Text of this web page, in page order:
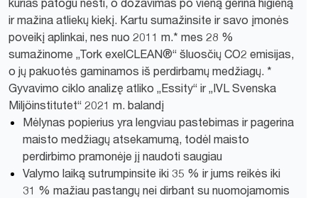
kurias patogu nešti, o dozavimas po vieną gerina higieną
ir mažina atliekų kiekį. Kartu sumažinsite ir savo įmonės
poveikį aplinkai, nes nuo 2011 m.* mes 28 %
sumažinome „Tork exelCLEAN®“ šluosčių CO2 emisijas,
o jų pakuotės gaminamos iš perdirbamų medžiagų. *
Gyvavimo ciklo analizę atliko „Essity“ ir „IVL Svenska
Miljöinstitutet“ 2021 m. balandį
Mėlynas popierius yra lengviau pastebimas ir pagerina
maisto medžiagų atsekamumą, todėl maisto
perdirbimo pramonėje jį naudoti saugiau
Valymo laiką sutrumpinsite iki 35 % ir jums reikės iki
31 % mažiau pastangų nei dirbant su nuomojamomis